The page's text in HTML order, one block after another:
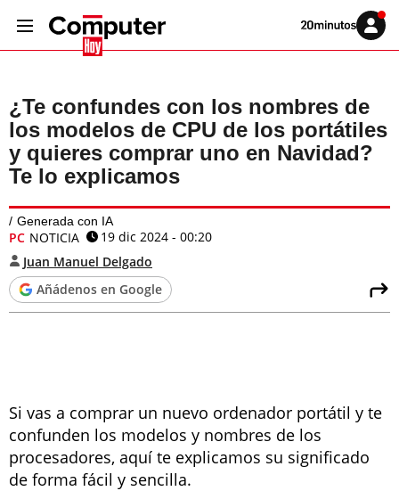
Volver
Iniciar
sesión
¿Te confundes con los nombres de
los modelos de CPU de los portátiles
y quieres comprar uno en Navidad?
Te lo explicamos
Generada con IA
PC NOTICIA
19 dic 2024 - 00:20
Juan Manuel Delgado
Añádenos en Google
Si vas a comprar un nuevo ordenador portátil y te
confunden los modelos y nombres de los
procesadores, aquí te explicamos su significado
de forma fácil y sencilla.